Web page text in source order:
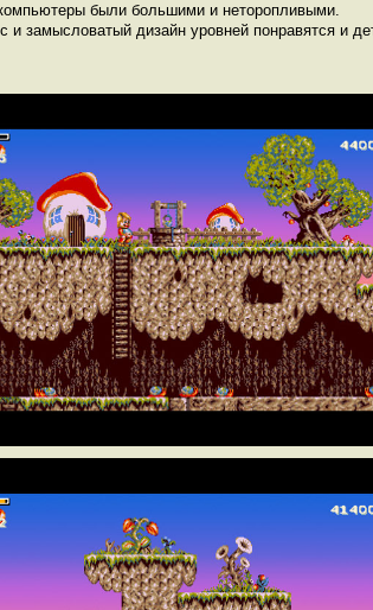
были большими и неторопливыми.
и замысловатый дизайн уровней понравятся и